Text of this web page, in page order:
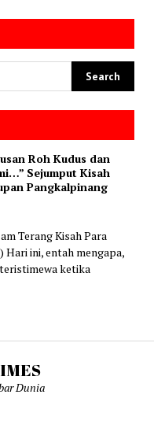
Roh Kudus dan
Sejumput Kisah
Pangkalpinang
Terang Kisah Para
Hari ini, entah mengapa,
ketika
Dunia